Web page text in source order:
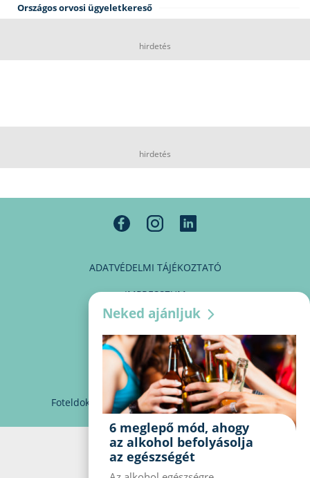
Országos orvosi ügyeletkereső
hirdetés
hirdetés
ADATVÉDELMI TÁJÉKOZTATÓ
IMPRESSZUM
MÉDIAAJÁNLAT
PARTNEREINK
KAPCSOLAT
Foteldoki info@foteldoki.hu Süti beállítások
Neked ajánljuk
6 meglepő mód, ahogy
az alkohol befolyásolja
az egészségét